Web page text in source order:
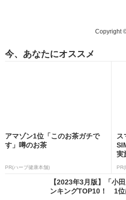
Copyright
今、あなたにオススメ
アマゾン1位「このお茶ガチで
す」噂のお茶
PR(ハーブ健康本舗)
ス
実
【2023年3月版】「小
ンキングTOP10！ 1位